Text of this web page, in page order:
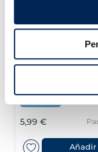
5,99 €
Añadir